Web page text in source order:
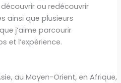
ou redécouvrir
ainsi que plusieurs
j’aime parcourir
et l’expérience.
au Moyen-Orient, en Afrique,